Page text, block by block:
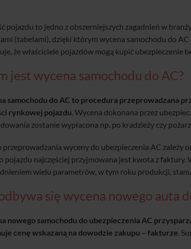
pojazdu to jedno z obszerniejszych zagadnień w
(tabelami), dzięki którym wycena samochodu do
że właściciele pojazdów mogą kupić ubezpieczenie
jest wycena samochodu do AC?
samochodu do AC to procedura przeprowadzana
rynkowej pojazdu . Wycena dokonana przez
zostanie wypłacona np. po kradzieży czy
przeprowadzania wyceny do ubezpieczenia AC zależy
pojazdu najczęściej przyjmowana jest kwota z
wielu parametrów, w tym roku produkcji,
się wycena nowego auta
nowego samochodu do ubezpieczenia AC
cenę wskazaną na dowodzie zakupu – fakturze .